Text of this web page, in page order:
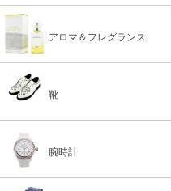
アロマ＆フレグランス
靴
腕時計